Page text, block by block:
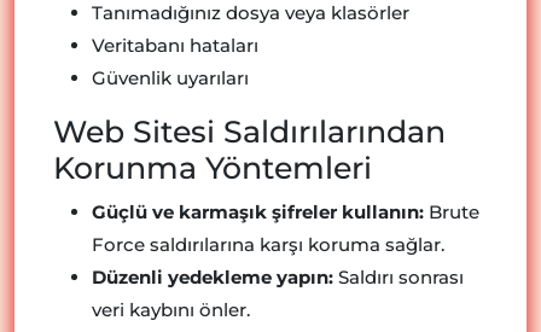
Tanımadığınız dosya veya klasörler
Veritabanı hataları
Güvenlik uyarıları
Web Sitesi Saldırılarından
Korunma Yöntemleri
Güçlü ve karmaşık şifreler kullanın: Brute
Force saldırılarına karşı koruma sağlar.
Düzenli yedekleme yapın: Saldırı sonrası
veri kaybını önler.